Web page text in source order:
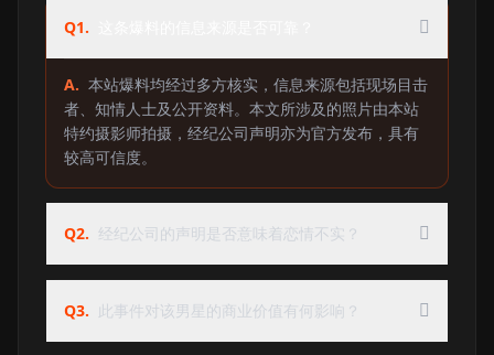
Q1.
A. 本站爆料均经过多方核实，信息来源包括现场目击
者、知情人士及公开资料。本文所涉及的照片由本站
特约摄影师拍摄，经纪公司声明亦为官方发布，具有
较高可信度。
Q2. 经纪公司的声明是否意味着恋情不实？
Q3. 此事件对该男星的商业价值有何影响？